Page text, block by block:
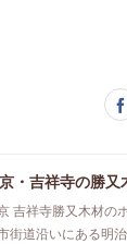
吉祥寺勝又木材の
街道沿いにある明